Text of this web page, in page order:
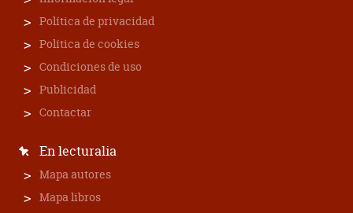
Política de privacidad
Política de cookies
Condiciones de uso
Publicidad
Contactar
En lecturalia
Mapa autores
Mapa libros